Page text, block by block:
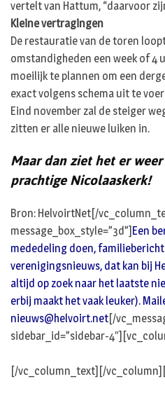
vertelt van Hattum, “daarvoor
Kleine vertragingen
De restauratie van de toren
omstandigheden een week of 4
moeilijk te plannen om een
exact volgens schema uit te
Eind november zal de steiger
zitten er alle nieuwe luiken in.
Maar dan ziet het er
prachtige Nicolaaskerk!
Bron: HelvoirtNet[/
message_box_style=”3d”] Een
mededeling doen,
verenigingsnieuws, dat kan bij
altijd op zoek naar het laatste
erbij maakt het vaak leuker).
nieuws@helvoirt.net[/
sidebar_id=”sidebar-
[/vc_column_text][/